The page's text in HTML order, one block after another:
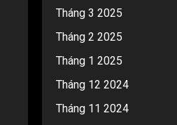
Tháng 3 2025
Tháng 2 2025
Tháng 1 2025
Tháng 12 2024
Tháng 11 2024